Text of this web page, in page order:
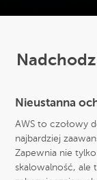
Nieustanna
AWS to czołowy
najbardziej
Zapewnia nie
skalowalność, ale